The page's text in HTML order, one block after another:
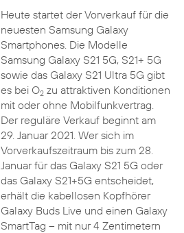
Heute startet der Vorverkauf für die
neuesten Samsung Galaxy
Smartphones. Die Modelle
Samsung Galaxy S21 5G, S21+ 5G
sowie das Galaxy S21 Ultra 5G gibt
es bei O2zu attraktiven Konditionen
mit oder ohne Mobilfunkvertrag.
Der reguläre Verkauf beginnt am
29. Januar 2021. Wer sich im
Vorverkaufszeitraum bis zum 28.
Januar für das Galaxy S21 5G oder
das Galaxy S21+5G entscheidet,
erhält die kabellosen Kopfhörer
Galaxy Buds Live und einen Galaxy
SmartTag – mit nur 4 Zentimetern